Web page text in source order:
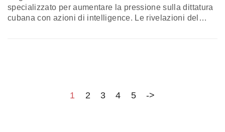
specializzato per aumentare la pressione sulla dittatura
cubana con azioni di intelligence. Le rivelazioni del
1 2 3 4 5 ->